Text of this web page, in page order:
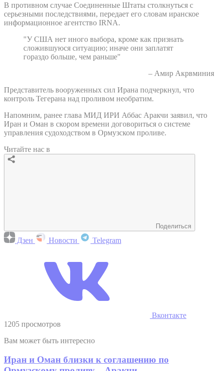
В противном случае Соединенные Штаты столкнуться с
серьезными последствиями, передает его словам иранское
информационное агентство IRNA.
"У США нет иного выбора, кроме как признать
сложившуюся ситуацию; иначе они заплатят
гораздо больше, чем раньше"
– Амир Акрвминия
Представитель вооруженных сил Ирана подчеркнул, что
контроль Тегерана над проливом необратим.
Напомним, ранее глава МИД ИРИ Аббас Аракчи заявил, что
Иран и Оман в скором времени договориться о системе
управления судоходством в Ормузском проливе.
Читайте нас в
Поделиться
Дзен Новости Telegram
Вконтакте
1205 просмотров
Вам может быть интересно
Иран и Оман близки к соглашению по